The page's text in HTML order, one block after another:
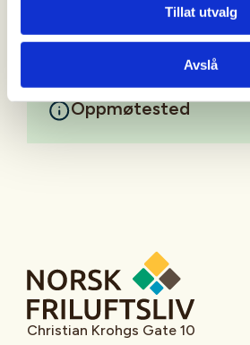
Tillat utvalg
Avslå
Oppmøtested
Christian Krohgs Gate 10